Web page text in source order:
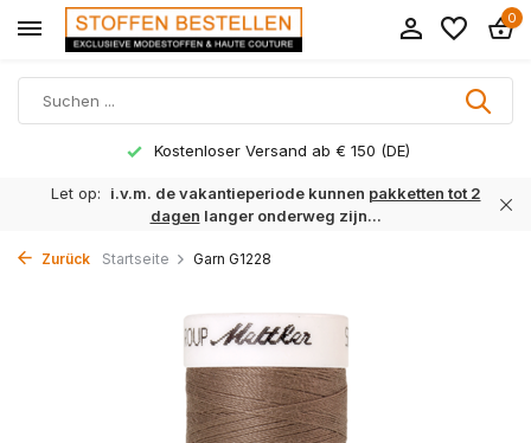
0
Kostenloser Versand ab € 150 (DE)
Let op: i.v.m. de vakantieperiode kunnen pakketten tot 2
dagen langer onderweg zijn...
Zurück Startseite Garn G1228